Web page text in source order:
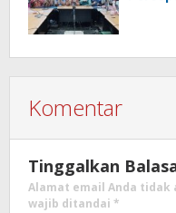
Komentar
Tinggalkan
Alamat email Anda
wajib ditandai *